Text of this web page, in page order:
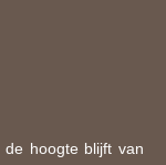
hoogte blijft van